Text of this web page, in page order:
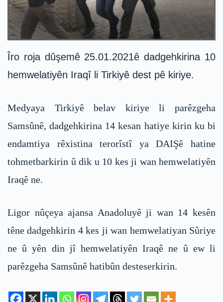
Îro roja dûşemê 25.01.2021ê dadgehkirina 10
hemwelatiyên Iraqî li Tirkiyê dest pê kiriye.
Medyaya Tirkiyê belav kiriye li parêzgeha
Samsûnê, dadgehkirina 14 kesan hatiye kirin ku bi
endamtiya rêxistina terorîstî ya DAIŞê hatine
tohmetbarkirin û dik u 10 kes ji wan hemwelatiyên
Iraqê ne.
Ligor nûçeya ajansa Anadoluyê ji wan 14 kesên
têne dadgehkirin 4 kes ji wan hemwelatiyan Sûriye
ne û yên din jî hemwelatiyên Iraqê ne û ew li
parêzgeha Samsûnê hatibûn desteserkirin.